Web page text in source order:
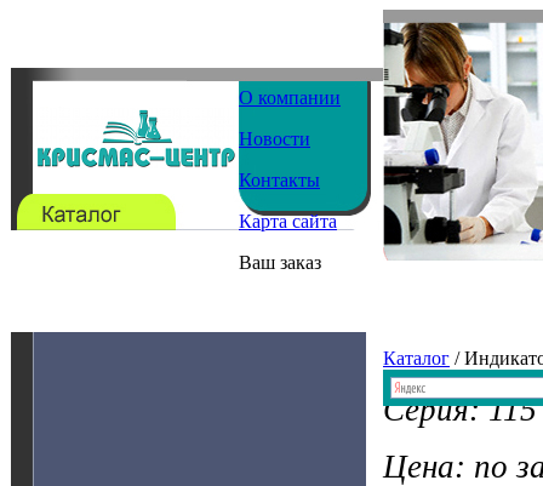
О компании
Новости
Контакты
Карта сайта
Ваш заказ
Каталог /
Серия: 115
Цена: по